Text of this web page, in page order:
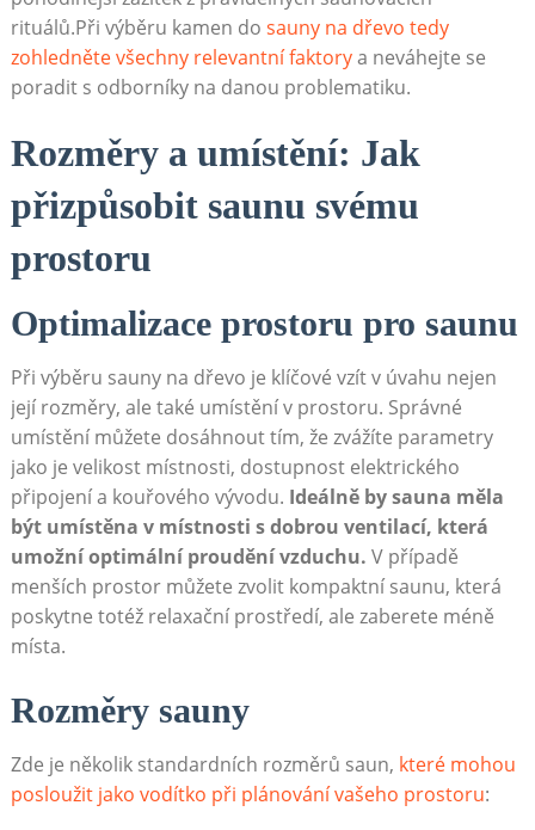
rituálů.Při výběru kamen do sauny na dřevo tedy
zohledněte všechny relevantní faktorya neváhejte se
poradit s odborníky na danou problematiku.
Rozměry a umístění: Jak
přizpůsobit saunu svému
prostoru
Optimalizace prostoru pro saunu
Při výběru sauny na dřevo je klíčové vzít v úvahu nejen
její rozměry, ale také umístění v prostoru. Správné
umístění můžete dosáhnout tím, že zvážíte parametry
jako je velikost místnosti, dostupnost elektrického
připojení a kouřového vývodu. Ideálně by sauna měla
být umístěna v místnosti s dobrou ventilací, která
umožní optimální proudění vzduchu. V případě
menších prostor můžete zvolit kompaktní saunu, která
poskytne totéž relaxační prostředí, ale zaberete méně
místa.
Rozměry sauny
Zde je několik standardních rozměrů saun, které mohou
posloužit jako vodítko při plánování vašeho prostoru: